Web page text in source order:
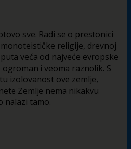
sve. Radi se o prestonici
religije, drevnoj
veća od najveće evropske
ogroman i veoma raznolik. S
izolovanost ove zemlje,
Zemlje nema nikakvu
nalazi tamo.